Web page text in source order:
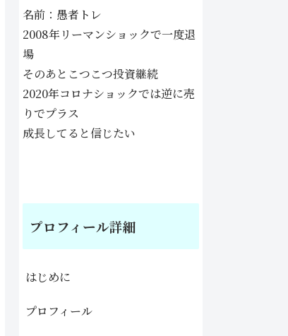
名前：愚者トレ
2008年リーマンショックで一度退
場
そのあとこつこつ投資継続
2020年コロナショックでは逆に売
りでプラス
成長してると信じたい
プロフィール詳細
はじめに
プロフィール